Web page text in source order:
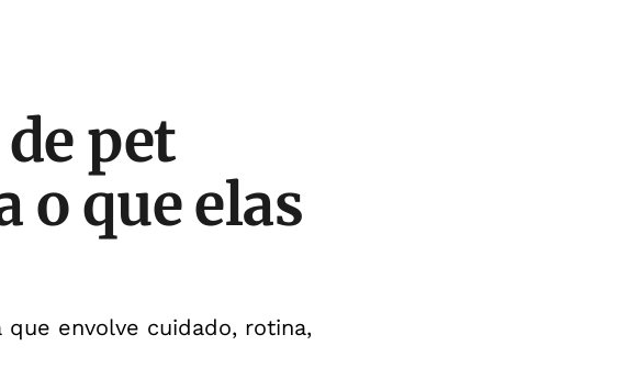
pet
o que elas
envolve cuidado, rotina,